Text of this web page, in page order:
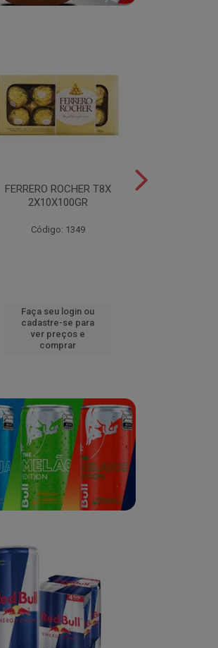
FERRERO ROCHER T8X
2X10X100GR
Código: 1349
Faça seu login ou
cadastre-se para
ver preços e
comprar